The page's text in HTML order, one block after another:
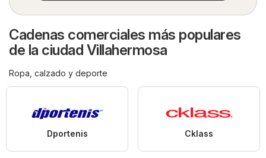
Cadenas comerciales más populares
de la ciudad Villahermosa
Ropa, calzado y deporte
Dportenis Cklass